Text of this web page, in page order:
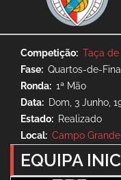
Competição
Taça de
Fase
Quartos-de-Final
Ronda
1ª Mão
Data
Dom, 3 Junho,
Estado
Realizado
Local
Campo
EQUIPA